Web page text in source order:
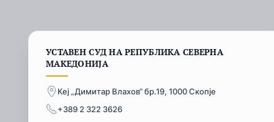
УСТАВЕН СУД НА РЕПУБЛИКА СЕВЕРНА
МАКЕДОНИЈА
Кеј „Димитар Влахов“ бр.19, 1000 Скопје
+389 2 322 3626